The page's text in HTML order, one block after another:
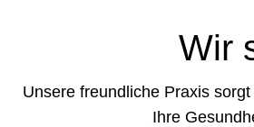
Wir
Unsere freundliche Praxis
Ihre